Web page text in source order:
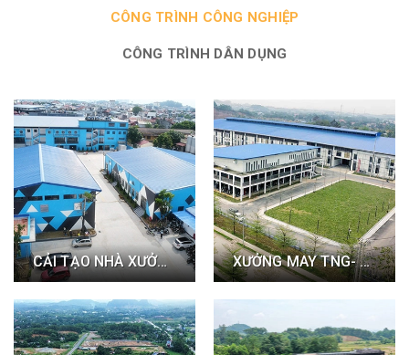
CÔNG TRÌNH CÔNG NGHIỆP
CÔNG TRÌNH DÂN DỤNG
CẢI TẠO NHÀ XƯỞNG CHI NHÁNH TNGF XƯỞNG MAY TNG- VIỆT ĐỨC- THÁI NGUYÊN